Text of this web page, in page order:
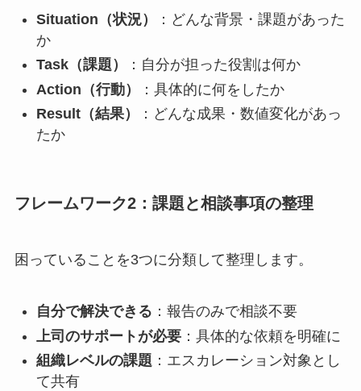
Situation（状況）
：どんな背景・課題があった
か
Task（課題）
：自分が担った役割は何か
Action（行動）
：具体的に何をしたか
Result（結果）
：どんな成果・数値変化があっ
たか
フレームワーク2：課題と相談事項の整理
困っていることを3つに分類して整理します。
自分で解決できる ：報告のみで相談不要
上司のサポートが必要：具体的な依頼を明確に
組織レベルの課題 ：エスカレーション対象とし
て共有